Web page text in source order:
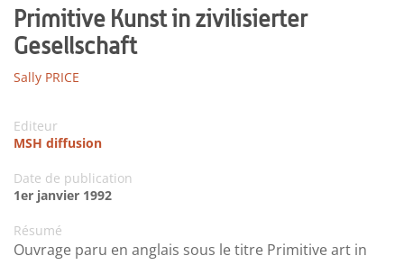
Primitive Kunst in zivilisierter
Gesellschaft
Sally PRICE
Editeur
MSH diffusion
Date de publication
1er janvier 1992
Résumé
Ouvrage paru en anglais sous le titre Primitive art in